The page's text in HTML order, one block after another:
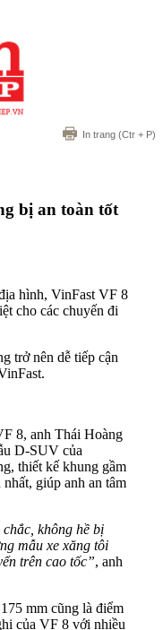
In trang (Ctr + P)
bị an toàn tốt
hình, VinFast VF 8
cho các chuyến đi
trở nên dễ tiếp cận
8, anh Thái Hoàng
D-SUV của
thiết kế khung gầm
giúp anh an tâm
không hề bị
mẫu xe xăng tôi
trên cao tốc”, anh
mm cũng là điểm
của VF 8 với nhiều